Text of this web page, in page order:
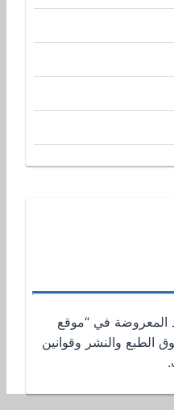
المعروضة في “موقع
الطبع والنشر وقوانين